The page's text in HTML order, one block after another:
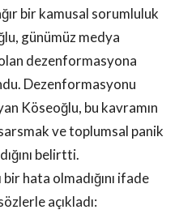
bir kamusal sorumluluk
günümüz medya
dezenformasyona
Dezenformasyonu
Köseoğlu, bu kavramın
ve toplumsal panik
belirtti.
hata olmadığını ifade
açıkladı: